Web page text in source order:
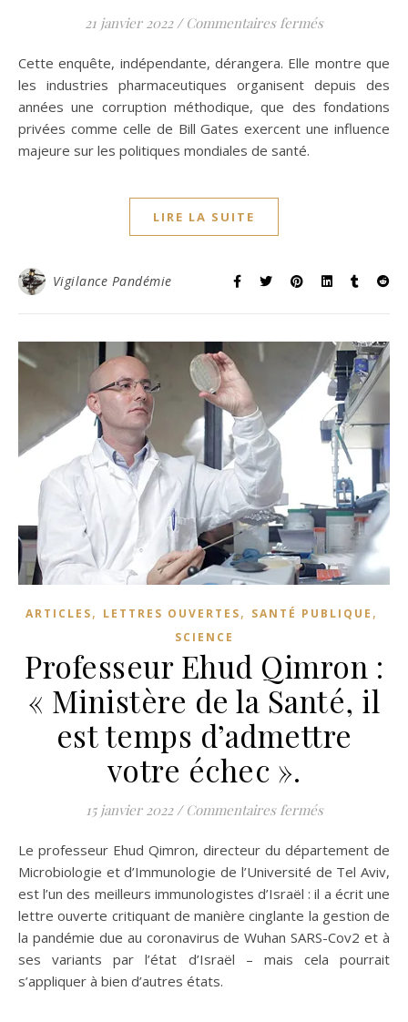
21 janvier 2022 / Commentaires ferméssur La Doxa
Cette enquête, indépendante, dérangera. Elle montre que
les industries pharmaceutiques organisent depuis des
années une corruption méthodique, que des fondations
privées comme celle de Bill Gates exercent une influence
majeure sur les politiques mondiales de santé.
LIRE LA SUITE
Vigilance Pandémie
ARTICLES, LETTRES OUVERTES, SANTÉ PUBLIQUE ,
SCIENCE
Professeur Ehud Qimron :
« Ministère de la Santé, il
est temps d’admettre
votre échec ».
15 janvier 2022 / Commentaires ferméssur
Le professeur Ehud Qimron, directeur du département de
Microbiologie et d’Immunologie de l’Université de Tel Aviv,
est l’un des meilleurs immunologistes d’Israël : il a écrit une
lettre ouverte critiquant de manière cinglante la gestion de
la pandémie due au coronavirus de Wuhan SARS-Cov2 et à
ses variants par l’état d’Israël – mais cela pourrait
s’appliquer à bien d’autres états.